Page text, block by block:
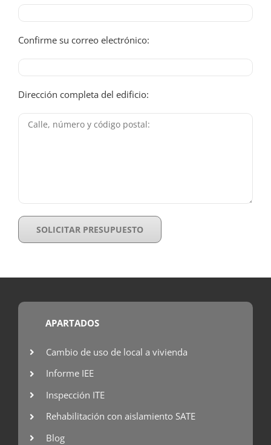
Confirme su correo electrónico:
Dirección completa del edificio:
APARTADOS
Cambio de uso de local a vivienda
Informe IEE
Inspección ITE
Rehabilitación con aislamiento SATE
Blog